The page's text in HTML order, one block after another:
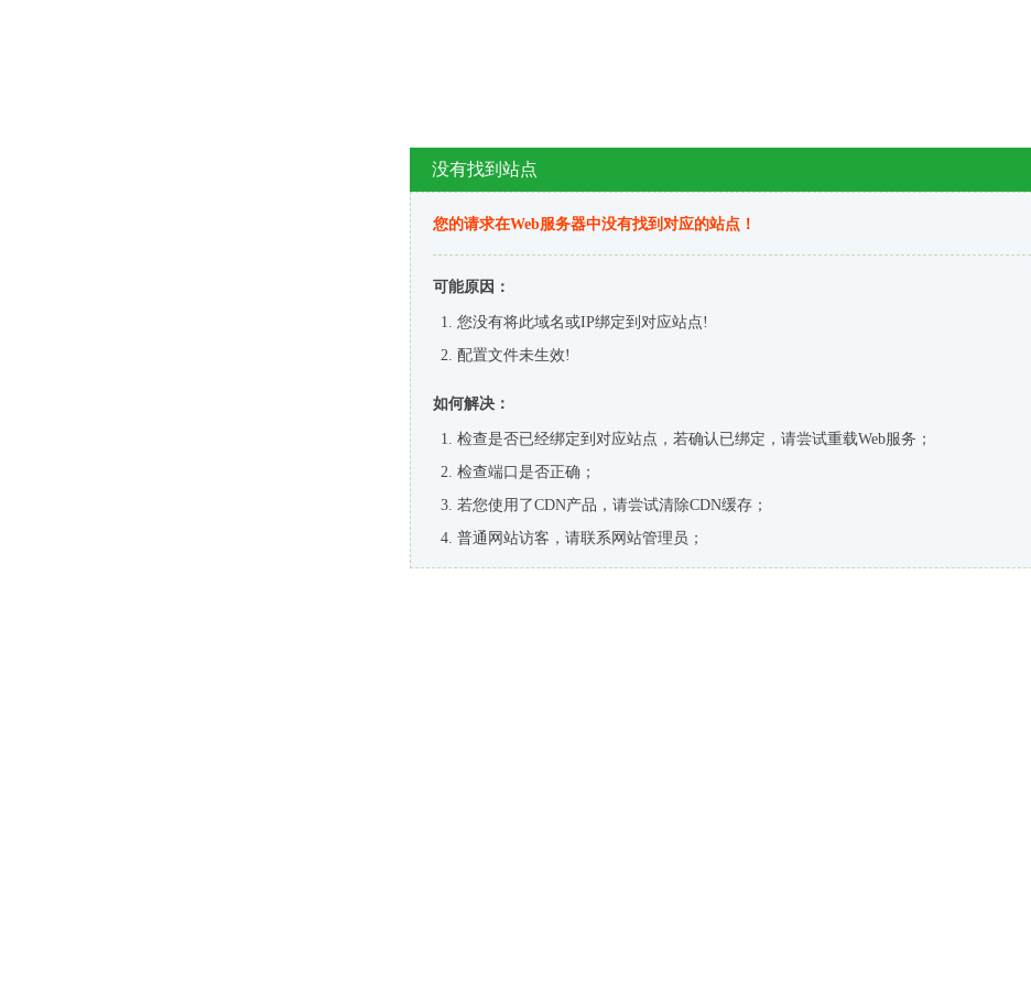
没有找到站点
您的请求在Web服务器中没有找到对应的站点！
可能原因：
您没有将此域名或IP绑定到对应站点!
配置文件未生效!
如何解决：
检查是否已经绑定到对应站点，若确认已绑定，请尝试重载Web服务；
检查端口是否正确；
若您使用了CDN产品，请尝试清除CDN缓存；
普通网站访客，请联系网站管理员；